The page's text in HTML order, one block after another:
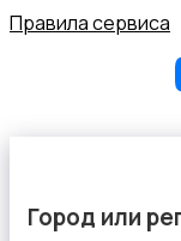
Футболки и топы
Штаны и шорты
Правила сервиса
Город или